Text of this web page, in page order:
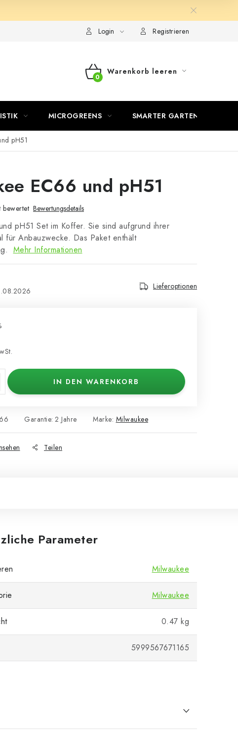
Login Registrieren
WARENKORB
Warenkorb leeren
MICROGREENS SMARTER GARTEN
pH51
EC66 und pH51
bewertet Bewertungsdetails
pH51 Set im Koffer. Sie sind aufgrund ihrer
für Anbauzwecke. Das Paket enthält
Mehr Informationen
Lieferoptionen
IN DEN WARENKORB
Marke: Milwaukee
Garantie: 2 Jahre
Teilen
Parameter
Milwaukee
Milwaukee
0.47 kg
5999567671165